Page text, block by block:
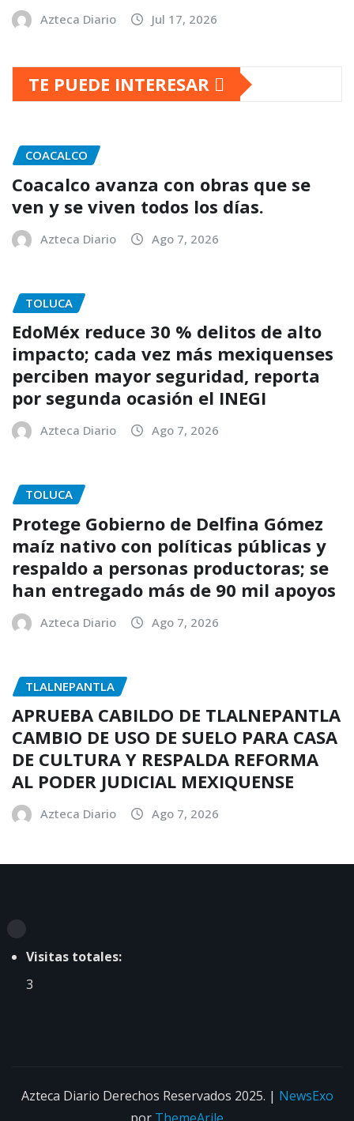
Azteca Diario Jul 17, 2026
TE PUEDE INTERESAR
COACALCO
Coacalco avanza con obras que se
ven y se viven todos los días.
Azteca Diario Ago 7, 2026
TOLUCA
EdoMéx reduce 30 % delitos de alto
impacto; cada vez más mexiquenses
perciben mayor seguridad, reporta
por segunda ocasión el INEGI
Azteca Diario Ago 7, 2026
TOLUCA
Protege Gobierno de Delfina Gómez
maíz nativo con políticas públicas y
respaldo a personas productoras; se
han entregado más de 90 mil apoyos
Azteca Diario Ago 7, 2026
TLALNEPANTLA
APRUEBA CABILDO DE TLALNEPANTLA
CAMBIO DE USO DE SUELO PARA CASA
DE CULTURA Y RESPALDA REFORMA
AL PODER JUDICIAL MEXIQUENSE
Azteca Diario Ago 7, 2026
Visitas totales:
3
Azteca Diario Derechos Reservados 2025. | NewsExo